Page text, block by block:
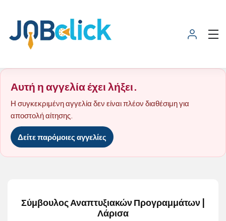
Αυτή η αγγελία έχει λήξει.
Η συγκεκριμένη αγγελία δεν είναι πλέον διαθέσιμη για
αποστολή αίτησης.
Δείτε παρόμοιες αγγελίες
Σύμβουλος Αναπτυξιακών Προγραμμάτων |
Λάρισα